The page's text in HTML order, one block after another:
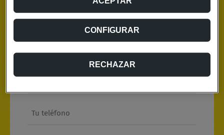
¡Prueba suerte aquí!
Participa
RECHAZAR
CONFIGURAR